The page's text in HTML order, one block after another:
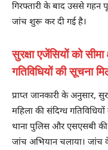
गिरफ्तारी के बाद उससे गहन
जांच शुरू कर दी गई है।
सुरक्षा एजेंसियों को
गतिविधियों की सूचना
प्राप्त जानकारी के अनुसार,
महिला की संदिग्ध
थाना पुलिस और एसएसबी
जांच अभियान चलाया। जांच